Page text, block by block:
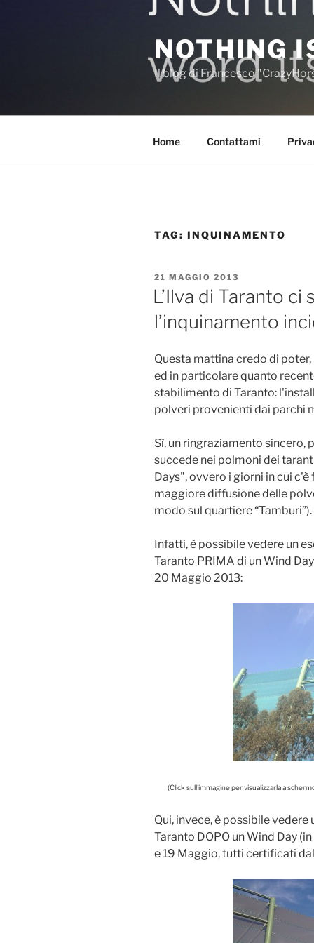
NOTHING
Il blog di Francesco
Home Contattami
TAG: INQUINAMENTO
PUBBLICATO
IL
21 MAGGIO 2013
L’Ilva di Taranto ci
l’inquinamento
Questa mattina credo di
ed in particolare quanto
stabilimento di Taranto:
polveri provenienti dai parchi
Sì, un ringraziamento sincero,
succede nei polmoni dei
Days", ovvero i giorni in cui
maggiore diffusione delle
modo sul quartiere “Tamburi”).
Infatti, è possibile vedere un
Taranto PRIMA di un Wind
20 Maggio 2013:
(Click sull'immagine per visualizzarla a
Qui, invece, è possibile
Taranto DOPO un Wind Day
e 19 Maggio, tutti certificati